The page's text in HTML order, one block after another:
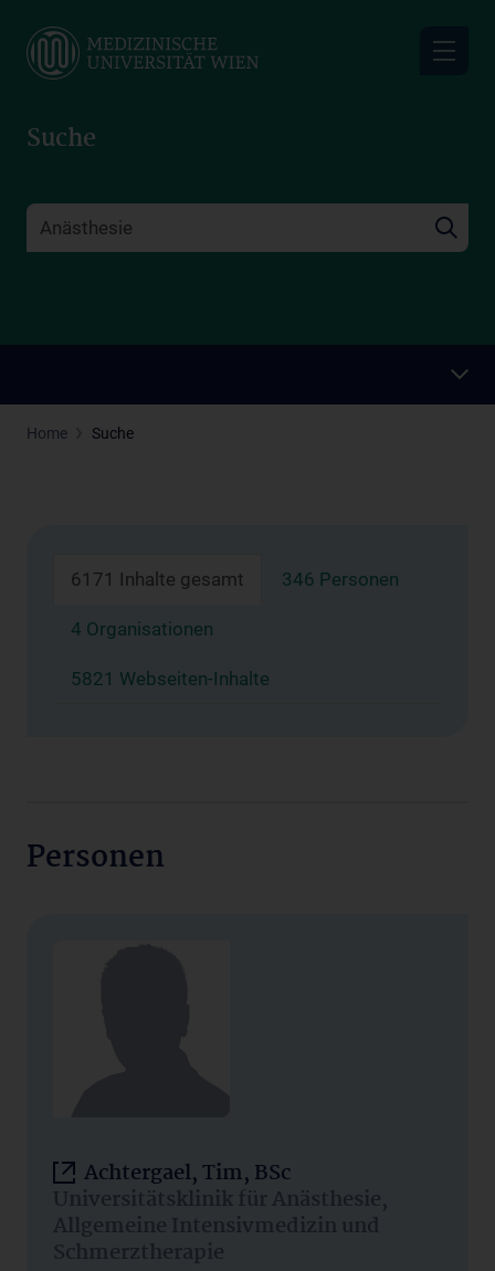
main
Suche
Home Suche
6171 Inhalte gesamt 346 Personen
4 Organisationen
5821 Webseiten-Inhalte
Personen
Achtergael, Tim, BSc
Universitätsklinik für Anästhesie,
Allgemeine Intensivmedizin und
Schmerztherapie